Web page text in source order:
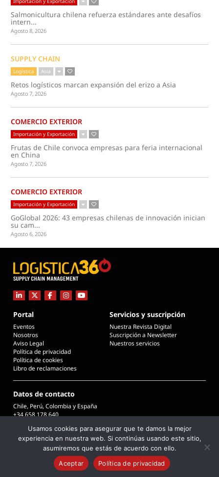
Salmonicultura chilena refuerza estándares ante desafíos
intern...
Agosto 8, 2026
SUPPLY CHAIN
Logística Asia
Retos logísticos marcan expansión del erizo a Asia
Agosto 7, 2026
COMERCIO EXTERIOR
Importación y Exportación
Frutas de Chile convoca empresas para feria internacional
en China
Agosto 7, 2026
COMERCIO EXTERIOR
Importación y Exportación
GoGlobal 2026: 43 empresas chilenas de innovación inician
su cam...
Agosto 6, 2026
Portal
Eventos
Nosotros
Aviso Legal
Política de privacidad
Política de cookies
Libro de reclamaciones
Servicios y suscripción
Nuestra Revista Digital
Suscripción a Newsletter
Nuestros servicios
Datos de contacto
Chile, Perú, Colombia y España
+34 658 178 640
info@logistica360.pe
info@logistica360.co
info@logistica360.es
COPYRIGHT © 2026 L360 - LOGISTICA 360 SUPPLY CHAIN MANAGEMENT
Desarrollado por Desima Estudio
Usamos cookies para asegurar que te damos la mejor
experiencia en nuestra web. Si continúas usando este sitio,
asumiremos que estás de acuerdo con ello.
Aceptar
Política de privacidad